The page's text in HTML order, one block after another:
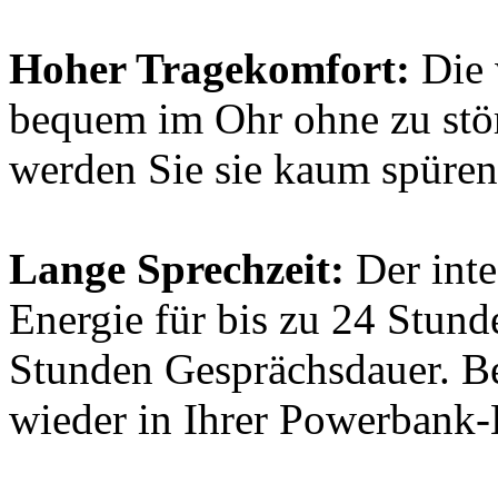
Hoher Tragekomfort: Die
bequem im Ohr ohne zu
werden Sie sie kaum
Lange Sprechzeit: Der
Energie für bis zu 24
Stunden Gesprächsdauer.
wieder in Ihrer